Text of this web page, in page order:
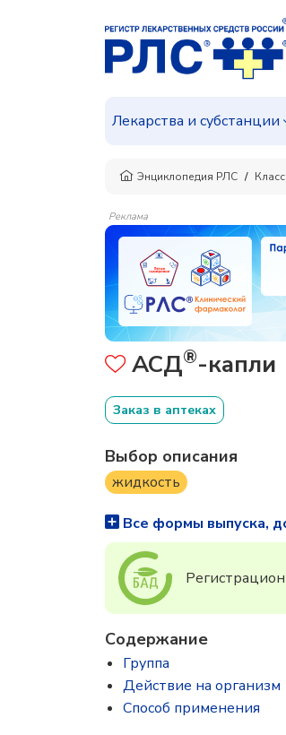
Лекарства и субстанции
Энциклопедия РЛС
Реклама
АСД®-капли
Заказ в аптеках
Выбор описания
жидкость
Все формы выпуска,
Содержание
Группа
Действие на организм
Способ применения